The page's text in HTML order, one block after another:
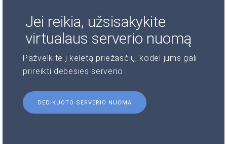
Jei reikia, užsisakykite
virtualaus serverio nuomą
Pažvelkite į keletą priežasčių, kodėl jums gali
prireikti debesies serverio.
DEDIKUOTO SERVERIO NUOMA